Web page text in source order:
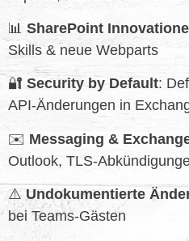
📊 SharePoint
Skills & neue Webparts
🔐 Security by Default:
API‑Änderungen in
✉️ Messaging &
Outlook,
⚠️ Undokumentierte
bei Teams‑Gästen